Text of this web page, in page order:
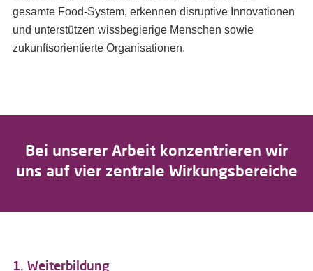
gesamte Food-System, erkennen disruptive Innovationen
und unterstützen wissbegierige Menschen sowie
zukunftsorientierte Organisationen.
Bei unserer Arbeit konzentrieren wir
uns auf vier zentrale Wirkungsbereiche
1. Weiterbildung